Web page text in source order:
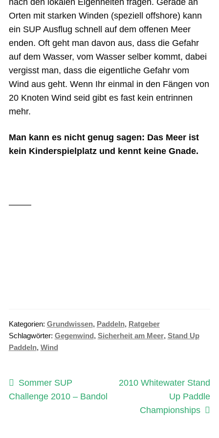
Orten mit starken Winden (speziell offshore) kann
ein SUP Ausflug schnell auf dem offenen Meer
enden. Oft geht man davon aus, dass die Gefahr
auf dem Wasser, vom Wasser selber kommt, dabei
vergisst man, dass die eigentliche Gefahr vom
Wind aus geht. Wenn Ihr einmal in den Fängen von
20 Knoten Wind seid gibt es fast kein entrinnen
mehr.
Man kann es nicht genug sagen: Das Meer ist
kein Kinderspielplatz und kennt keine Gnade.
——–
Kategorien: Grundwissen, Paddeln, Ratgeber
Schlagwörter: Gegenwind, Sicherheit am Meer, Stand Up
Paddeln, Wind
Beitragsnavigation
Vorheriger
Beitrag:
Sommer SUP
Challenge 2010 – Bandol
Nächster
2010 Whitewater Stand
Up Paddle
Championships